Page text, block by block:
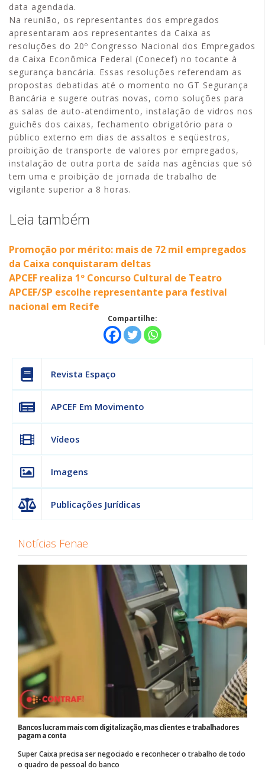
data agendada.
Na reunião, os representantes dos empregados
apresentaram aos representantes da Caixa as
resoluções do 20º Congresso Nacional dos Empregados
da Caixa Econômica Federal (Conecef) no tocante à
segurança bancária. Essas resoluções referendam as
propostas debatidas até o momento no GT Segurança
Bancária e sugere outras novas, como soluções para
as salas de auto-atendimento, instalação de vidros nos
guichês dos caixas, fechamento obrigatório para o
público externo em dias de assaltos e seqüestros,
proibição de transporte de valores por empregados,
instalação de outra porta de saída nas agências que só
tem uma e proibição de jornada de trabalho de
vigilante superior a 8 horas.
Leia também
Promoção por mérito: mais de 72 mil empregados
da Caixa conquistaram deltas
APCEF realiza 1º Concurso Cultural de Teatro
APCEF/SP escolhe representante para festival
nacional em Recife
Compartilhe:
Revista Espaço
APCEF Em Movimento
Vídeos
Imagens
Publicações Jurídicas
Notícias Fenae
Bancos lucram mais com digitalização, mas clientes e trabalhadores
pagam a conta
Super Caixa precisa ser negociado e reconhecer o trabalho de todo
o quadro de pessoal do banco